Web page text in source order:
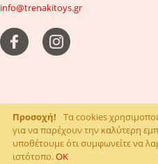
Προσοχή!
Τα cookies
για να παρέχουν την καλύτερη
υποθέτουμε ότι συμφωνείτε να
ιστότοπο.OK
info@trenakitoys.gr
Κατασκευή